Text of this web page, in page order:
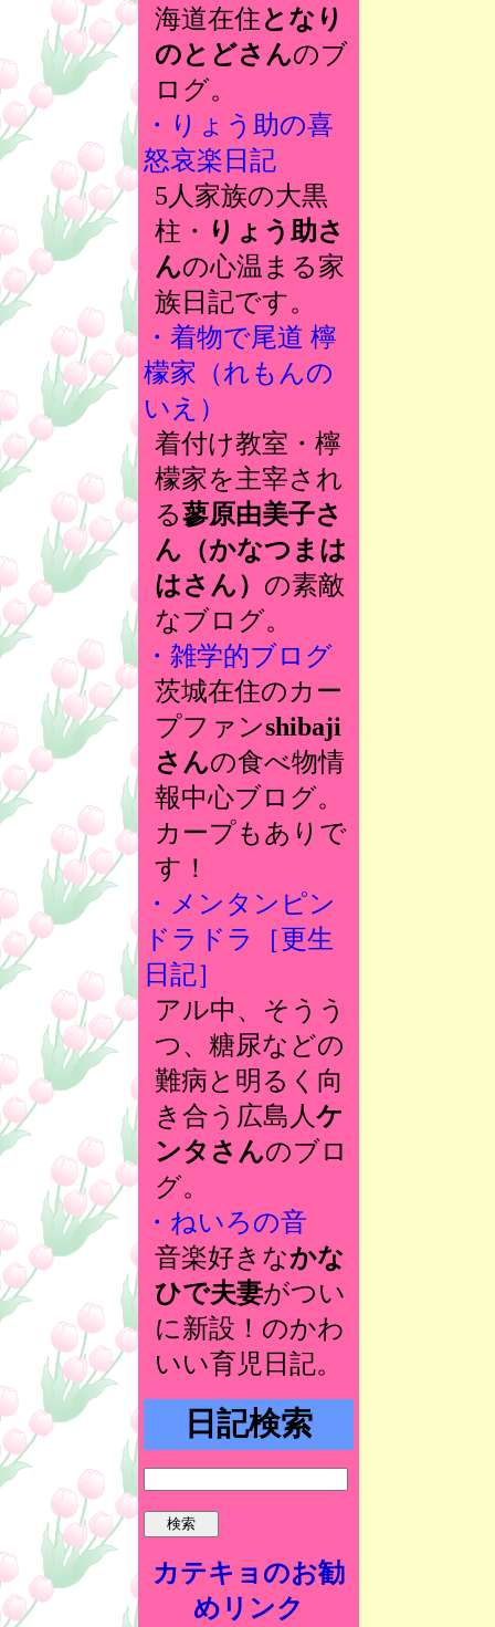
海道在住となり
のとどさんのブ
ログ。
・りょう助の喜
怒哀楽日記
5人家族の大黒
柱・ りょう助さ
んの心温まる家
族日記です。
・着物で尾道 檸
檬家（れもんの
いえ）
着付け教室・檸
檬家を主宰され
る蓼原由美子さ
ん（かなつまは
はさん） の素敵
なブログ。
・雑学的ブログ
茨城在住のカー
プファンshibaji
さんの食べ物情
報中心ブログ。
カープもありで
す！
・メンタンピン
ドラドラ［更生
日記］
アル中、そうう
つ、糖尿などの
難病と明るく向
き合う広島人ケ
ンタさんのブロ
グ。
・ねいろの音
音楽好きなかな
ひで夫妻がつい
に新設！のかわ
いい育児日記。
日記検索
カテキョのお勧
めリンク